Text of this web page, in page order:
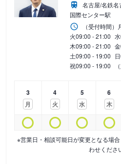
名古屋/名鉄
国際センター駅
（受付時間）
火09:00 - 21:00 水
木09:00 - 21:00 金
土09:00 - 19:00 日
祝09:00 - 19:00
3
月
4
火
5
水
6
木
※営業日・相談可能日が変更となる場
わせくださ